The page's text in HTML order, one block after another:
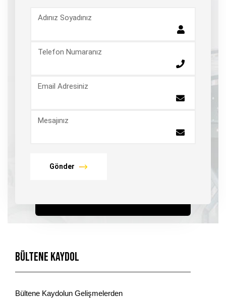
Adınız Soyadınız
Telefon Numaranız
Email Adresiniz
Mesajınız
Gönder
Bültene Kaydol
Bültene Kaydolun Gelişmelerden